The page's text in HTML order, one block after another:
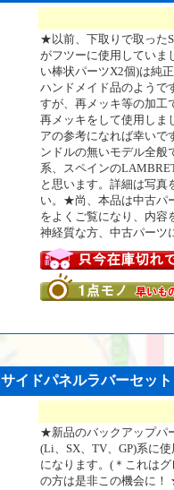
★以前、下取りで取った
がフツーに使用してい
い棒状パーツX2個)は純
ハンドメイド品のようで
すが、再メッキ等の加
再メッキをして使用しま
アの参考になれば幸い
ンドルの無いモデル全般
系、スペインの
と思います。詳細は写真
い。★尚、本品は中古パ
をよくご覧になり、内容
神経質な方、中古パーツ
イドパネルラバーセッ
★新品のバックアップパ
(Li、SX、TV、GP)系に
になります。(＊これは
の方は是非この機会に！